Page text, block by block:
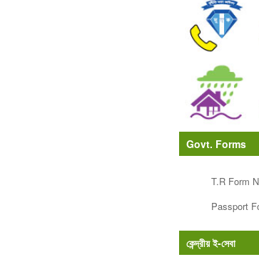
Govt. Forms
T.R Form
Passport
কেন্দ্রীয় ই-সেবা